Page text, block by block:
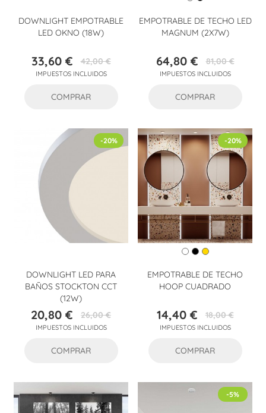
DOWNLIGHT EMPOTRABLE
LED OKNO (18W)
Precio
33,60 €Precio
base
42,00 €
IMPUESTOS INCLUIDOS
COMPRAR
EMPOTRABLE DE TECHO LED
MAGNUM (2X7W)
Precio
64,80 €Precio
base
81,00 €
IMPUESTOS INCLUIDOS
COMPRAR
DOWNLIGHT LED PARA
BAÑOS STOCKTON CCT
(12W)
Precio
20,80 €Precio
base
26,00 €
IMPUESTOS INCLUIDOS
-20%
COMPRAR
EMPOTRABLE DE TECHO
HOOP CUADRADO
Precio
14,40 €Precio
base
18,00 €
IMPUESTOS INCLUIDOS
-20%
COMPRAR
-5%